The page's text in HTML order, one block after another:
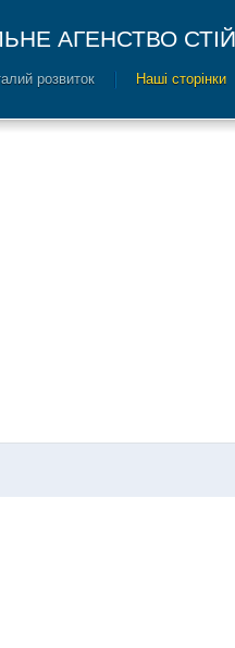
АГЕНСТВО
розвиток Наші сторінки